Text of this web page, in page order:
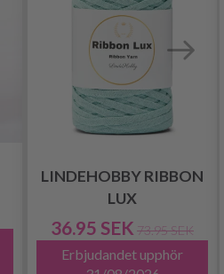
LINDEHOBBY RIBBON
LUX
36.95 SEK 73.95 SEK
Erbjudandet upphör